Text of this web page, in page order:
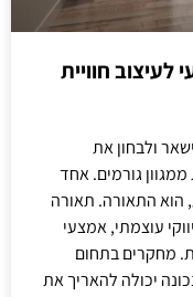
חוויית
ולבחון את
גורמים. אחד
הוא התאורה. תאורה
עוצמתי, אמצעי
מחקרים בתחום
יכולה להאריך את